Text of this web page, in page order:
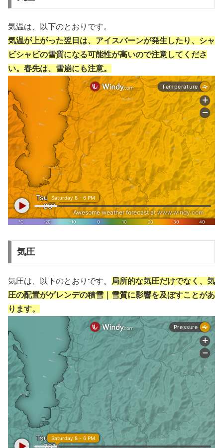
気温は、以下のとおりです。
気温が上がった翌日は、アイスバーンが発生したり、シャ
ビシャビの雪質になる可能性が高いので注意してくださ
い。春先は、雪崩にも注意。
気圧
気圧は、以下のとおりです。
局所的な気圧だけでなく、気
圧の配置がゲレンデの積雪｜雪質に影響を及ぼすことがあ
ります。